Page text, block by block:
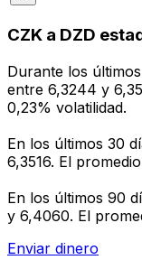
CZK a DZD
Durante los
entre 6,3244 y
0,23% volatilidad.
En los últimos 30
6,3516. El
En los últimos 90
y 6,4060. El
Enviar dinero